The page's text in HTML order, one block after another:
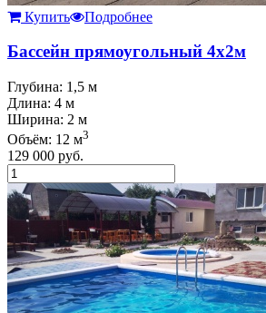
Купить Подробнее
Бассейн прямоугольный 4х2м
Глубина: 1,5 м
Длина: 4 м
Ширина: 2 м
Объём: 12 м3
129 000 руб.